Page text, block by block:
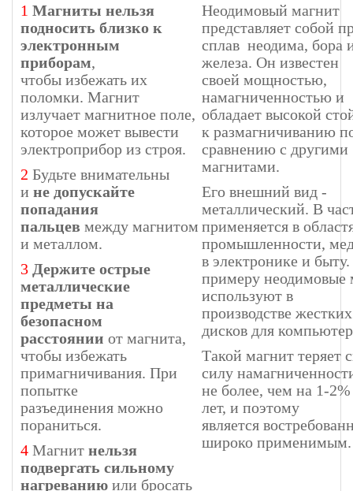
1 Магниты нельзя
подносить близко к
электронным
приборам,
чтобы избежать их
поломки. Магнит
излучает магнитное поле,
которое может вывести
электроприбор из строя.
2 Будьте внимательны
и не допускайте
попадания
пальцев между магнитом
и металлом.
3 Держите острые
металлические
предметы на
безопасном
расстоянии от магнита,
чтобы избежать
примагничивания. При
попытке
разъединения можно
пораниться.
4 Магнит нельзя
подвергать сильному
нагреванию или бросать
Неодимовый магнит
представляет собой
сплав неодима, бора
железа. Он известен
своей мощностью,
намагниченностью и
обладает высокой
к размагничиванию
сравнению с другими
магнитами.
Его внешний вид -
металлический. В
применяется в
промышленности,
в электронике и
примеру неодимовые
используют в
производстве жестких
дисков для
Такой магнит теряет
силу
не более, чем на 1-2%
лет, и поэтому
является
широко применимым.